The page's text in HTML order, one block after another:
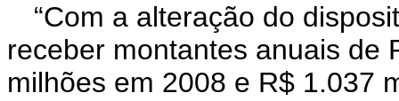
“Com a alteração do
receber montantes anuais de
milhões em 2008 e R$ 1.037